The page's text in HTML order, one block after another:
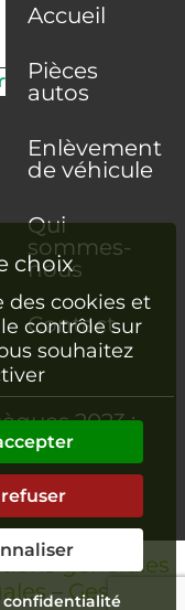
Accueil
Pièces
autos
Enlèvement
de véhicule
Qui
sommes-
nous
Contact
2023 :
générales
–Gestion
des cookies et
contrôle sur
souhaitez
confidentialité